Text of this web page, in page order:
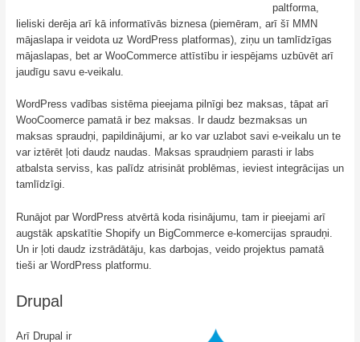
paltforma,
lieliski derēja arī kā informatīvās biznesa (piemēram, arī šī MMN
mājaslapa ir veidota uz WordPress platformas), ziņu un tamlīdzīgas
mājaslapas, bet ar WooCommerce attīstību ir iespējams uzbūvēt arī
jaudīgu savu e-veikalu.
WordPress vadības sistēma pieejama pilnīgi bez maksas, tāpat arī
WooCoomerce pamatā ir bez maksas. Ir daudz bezmaksas un
maksas spraudņi, papildinājumi, ar ko var uzlabot savi e-veikalu un te
var iztērēt ļoti daudz naudas. Maksas spraudņiem parasti ir labs
atbalsta serviss, kas palīdz atrisināt problēmas, ieviest integrācijas un
tamlīdzīgi.
Runājot par WordPress atvērtā koda risinājumu, tam ir pieejami arī
augstāk apskatītie Shopify un BigCommerce e-komercijas spraudņi.
Un ir ļoti daudz izstrādātāju, kas darbojas, veido projektus pamatā
tieši ar WordPress platformu.
Drupal
Arī Drupal ir